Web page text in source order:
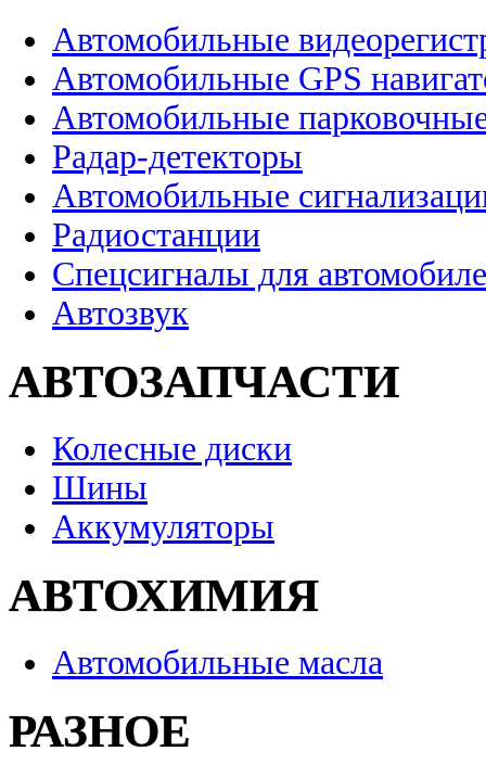
Автомобильные
Автомобильные GPS
Автомобильные
Радар-детекторы
Автомобильные
Радиостанции
Спецсигналы для
Автозвук
АВТОЗАПЧАСТИ
Колесные диски
Шины
Аккумуляторы
АВТОХИМИЯ
Автомобильные масла
РАЗНОЕ